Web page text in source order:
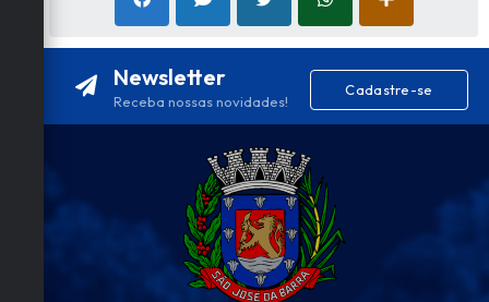
Newsletter
Receba nossas novidades!
Cadastre-se